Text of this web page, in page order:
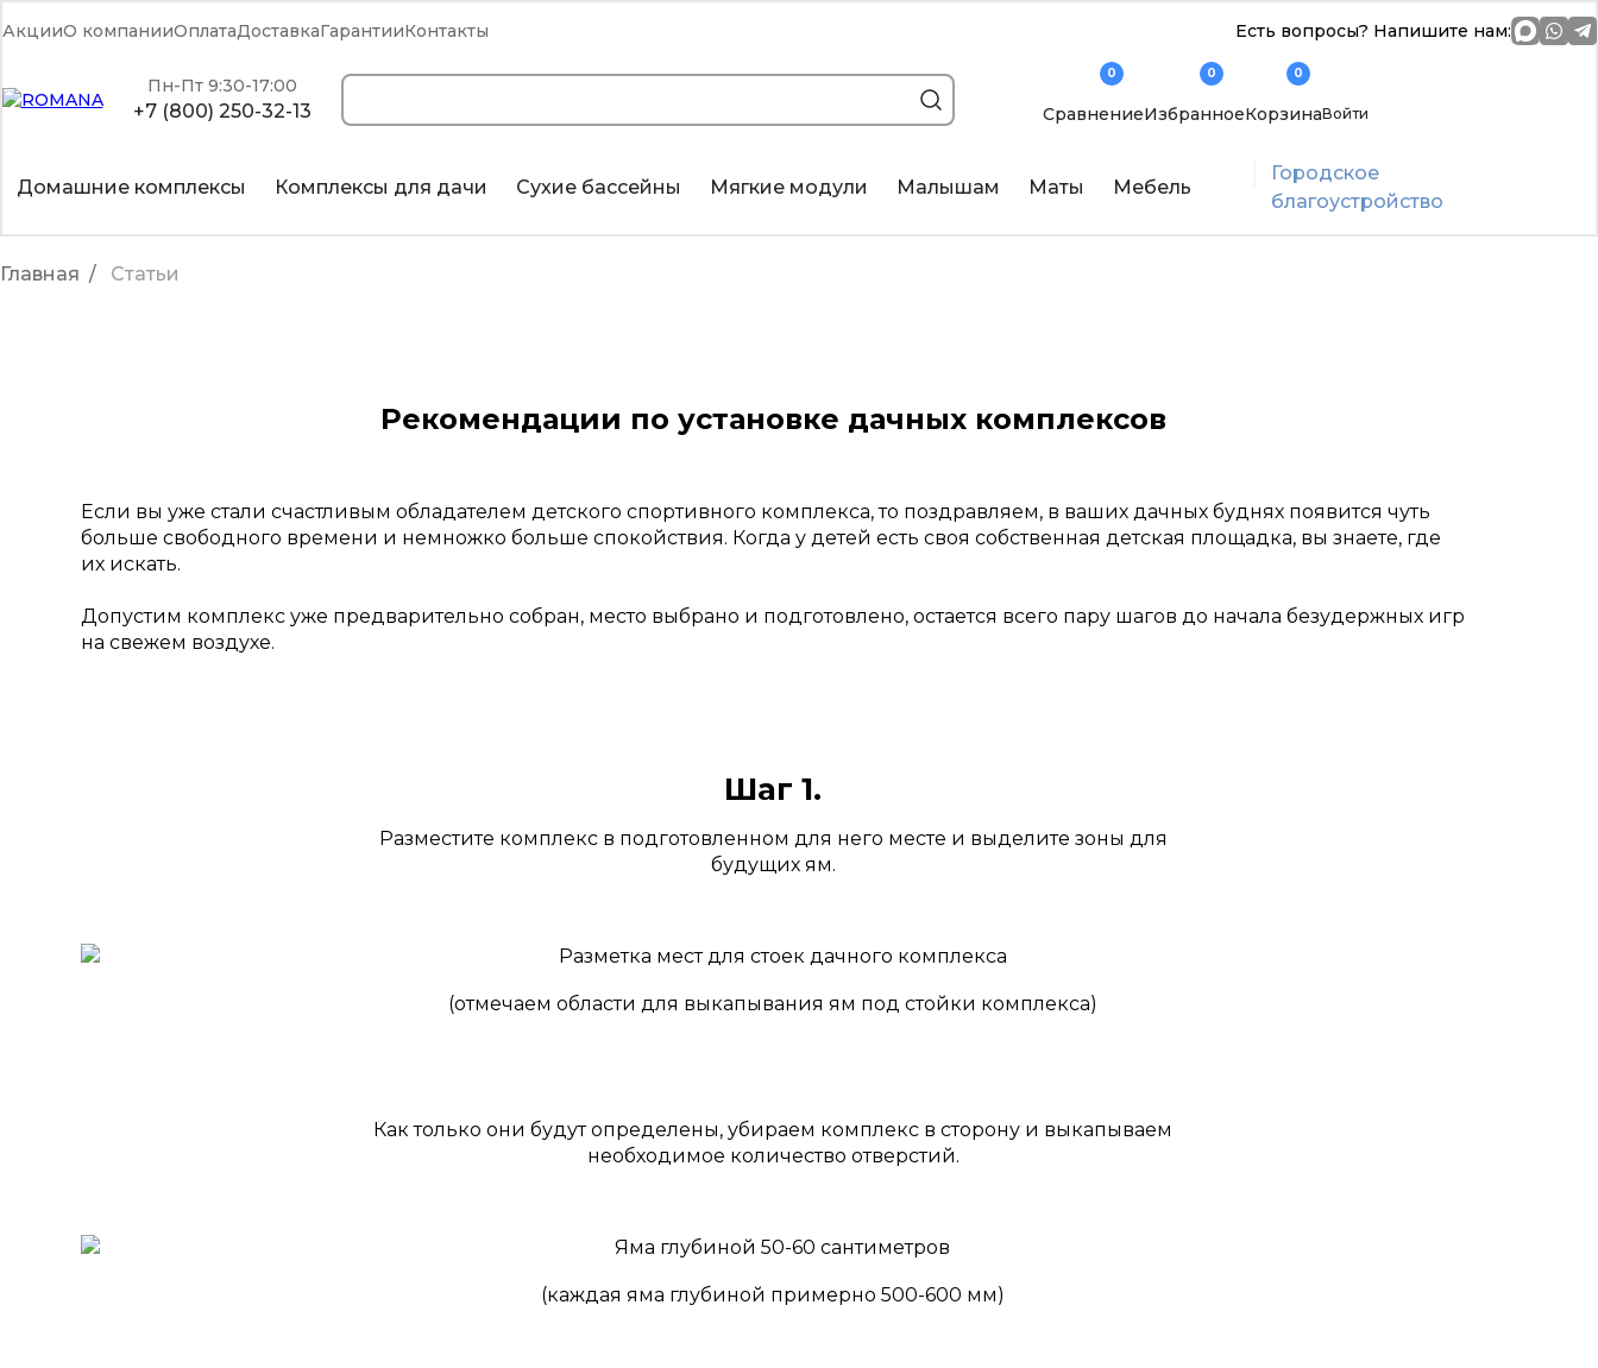
АкцииО компанииОплатаДоставкаГарантииКонтакты Есть вопросы? Напишите нам:
Пн-Пт 9:30-17:00
+7 (800) 250-32-13
0
Сравнение
0
Избранное
0
КорзинаВойти
Домашние комплексы Комплексы для дачи Сухие бассейны Мягкие модули Малышам Маты Мебель
Городское
благоустройство
Главная Статьи
Рекомендации по установке дачных комплексов
Если вы уже стали счастливым обладателем детского спортивного комплекса, то поздравляем, в ваших дачных буднях появится чуть
больше свободного времени и немножко больше спокойствия. Когда у детей есть своя собственная детская площадка, вы знаете, где
их искать.
Допустим комплекс уже предварительно собран, место выбрано и подготовлено, остается всего пару шагов до начала безудержных игр
на свежем воздухе.
Шаг 1.
Разместите комплекс в подготовленном для него месте и выделите зоны для
будущих ям.
(отмечаем области для выкапывания ям под стойки комплекса)
Как только они будут определены, убираем комплекс в сторону и выкапываем
необходимое количество отверстий.
(каждая яма глубиной примерно 500-600 мм)